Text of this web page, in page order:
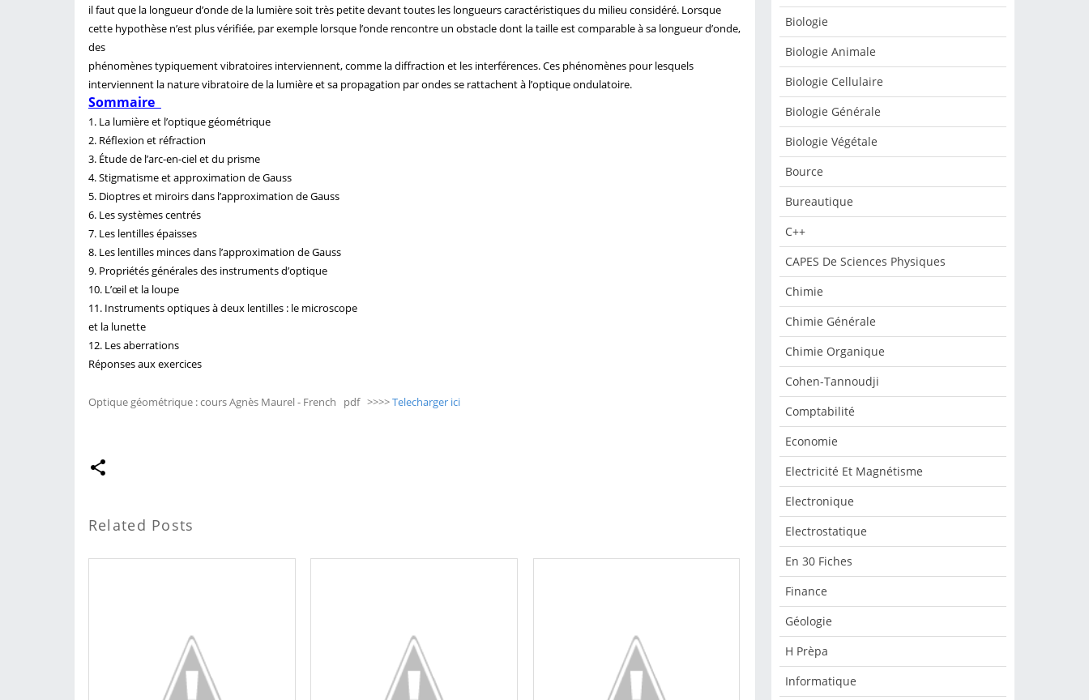
il faut que la longueur d’onde de la lumière soit très petite devant toutes les longueurs caractéristiques du milieu considéré. Lorsque
cette hypothèse n’est plus vérifiée, par exemple lorsque l’onde rencontre un obstacle dont la taille est comparable à sa longueur d’onde,
des
phénomènes typiquement vibratoires interviennent, comme la diffraction et les interférences. Ces phénomènes pour lesquels
interviennent la nature vibratoire de la lumière et sa propagation par ondes se rattachent à l’optique ondulatoire.
Sommaire
1. La lumière et l’optique géométrique
2. Réflexion et réfraction
3. Étude de l’arc-en-ciel et du prisme
4. Stigmatisme et approximation de Gauss
5. Dioptres et miroirs dans l’approximation de Gauss
6. Les systèmes centrés
7. Les lentilles épaisses
8. Les lentilles minces dans l’approximation de Gauss
9. Propriétés générales des instruments d’optique
10. L’œil et la loupe
11. Instruments optiques à deux lentilles : le microscope
et la lunette
12. Les aberrations
Réponses aux exercices
Optique géométrique : cours Agnès Maurel - French pdf >>>>Telecharger ici
Related Posts
Biologie
Biologie Animale
Biologie Cellulaire
Biologie Générale
Biologie Végétale
Bource
Bureautique
C++
CAPES De Sciences Physiques
Chimie
Chimie Générale
Chimie Organique
Cohen-Tannoudji
Comptabilité
Economie
Electricité Et Magnétisme
Electronique
Electrostatique
En 30 Fiches
Finance
Géologie
H Prèpa
Informatique